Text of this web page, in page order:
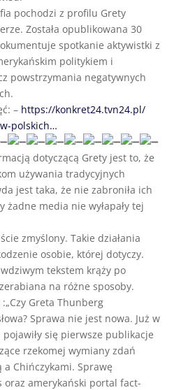
pochodzi z profilu Grety
Została opublikowana 30
spotkanie aktywistki z
politykiem i
powstrzymania negatywnych
– https://konkret24.tvn24.pl/
polskich…
dotyczącą Grety jest to, że
używania tradycyjnych
jest taka, że nie zabroniła ich
żadne media nie wyłapały tej
zmyślony. Takie działania
osobie, której dotyczy.
tekstem krąży po
na różne sposoby.
Greta Thunberg
Sprawa nie jest nowa. Już w
się pierwsze publikacje
rzekomej wymiany zdań
a Chińczykami. Sprawę
oraz amerykański portal fact-